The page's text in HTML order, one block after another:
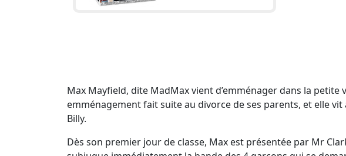
Max Mayfield, dite MadMax vient d’emménager dans la petite
emménagement fait suite au divorce de ses parents, et elle
Billy.
Dès son premier jour de classe, Max est présentée par Mr